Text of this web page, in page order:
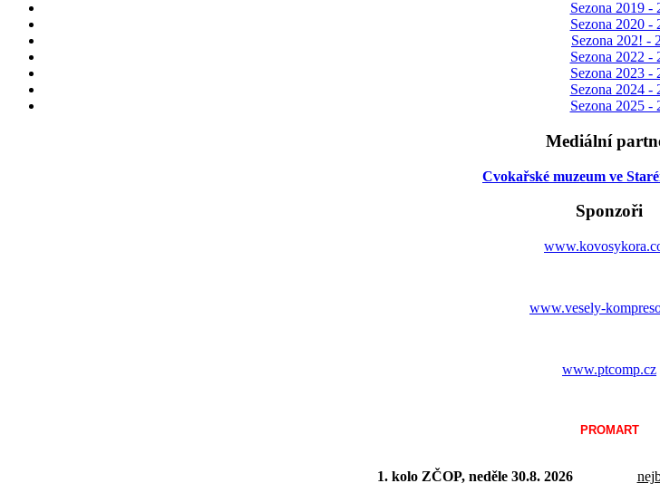
Sezona 2019 -
Sezona 2020 -
Sezona 202! -
Sezona 2022 -
Sezona 2023 -
Sezona 2024 -
Sezona 2025 -
Mediální
Cvokařské muzeum ve
Sponzoři
www.vesely-
www.ptcomp.cz
PROMART
1. kolo ZČOP, neděle 30.8. 2026